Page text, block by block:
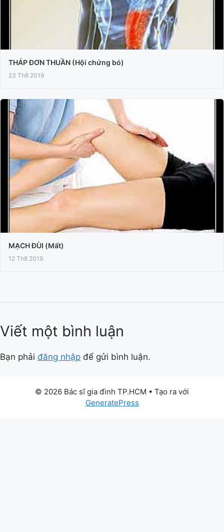
THÁP ĐƠN THUẦN (Hội chứng bó)
23 Th8 2019
MẠCH ĐÙI (Mất)
12 Th8 2019
Viết một bình luận
Bạn phải đăng nhập để gửi bình luận.
© 2026 Bác sĩ gia đình TP.HCM • Tạo ra với
GeneratePress